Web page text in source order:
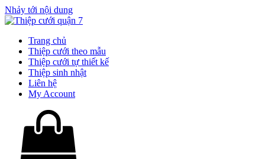
Nhảy tới nội dung
Trang chủ
Thiệp cưới theo mẫu
Thiệp cưới tự thiết kế
Thiệp sinh nhật
Liên hệ
My Account